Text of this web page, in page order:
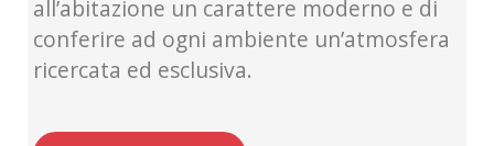
all’abitazione un carattere moderno e di
conferire ad ogni ambiente un’atmosfera
ricercata ed esclusiva.